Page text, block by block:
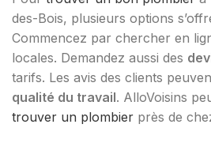
des-Bois, plusieurs options
Commencez par chercher en
locales. Demandez aussi des
tarifs. Les avis des clients
qualité du travail. AlloVoisins
trouver un plombier près de